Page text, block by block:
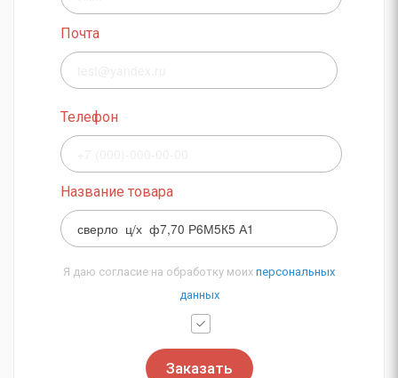
Почта
Телефон
Название товара
Я даю согласие на обработку моих персональных
данных
Заказать